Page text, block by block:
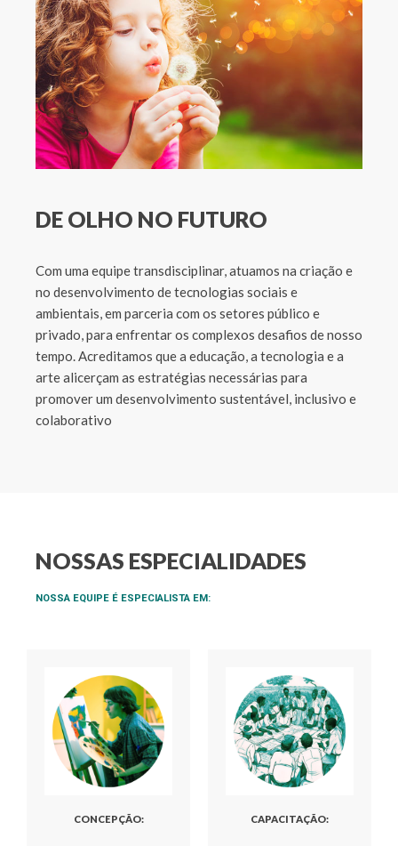
DE OLHO NO FUTURO
Com uma equipe transdisciplinar, atuamos na criação e
no desenvolvimento de tecnologias sociais e
ambientais, em parceria com os setores público e
privado, para enfrentar os complexos desafios de nosso
tempo. Acreditamos que a educação, a tecnologia e a
arte alicerçam as estratégias necessárias para
promover um desenvolvimento sustentável, inclusivo e
colaborativo
NOSSAS ESPECIALIDADES
NOSSA EQUIPE É ESPECIALISTA EM:
CONCEPÇÃO: CAPACITAÇÃO: